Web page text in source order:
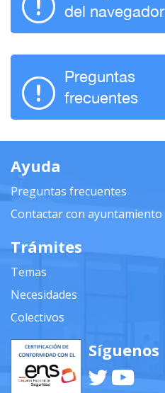
del navegador
Preguntas
frecuentes
Ayuda
Preguntas frecuentes
Contactar con ayuntamiento
Trámites
Temas
Necesidades
Colectivos
Síguenos